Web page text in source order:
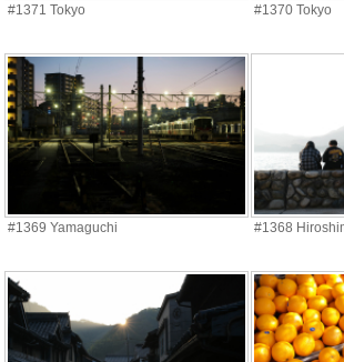
#1371 Tokyo #1370 Tokyo
#1369 Yamaguchi #1368